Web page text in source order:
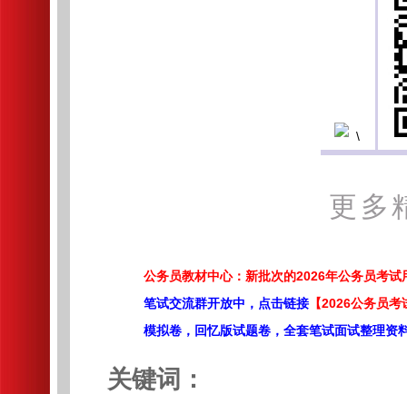
更多
公务员教材中心：新批次的2026年公务员考试
笔试交流群开放中，点击链接 【2026公务员
模拟卷，回忆版试题卷，全套笔试面试整理资
关键词：